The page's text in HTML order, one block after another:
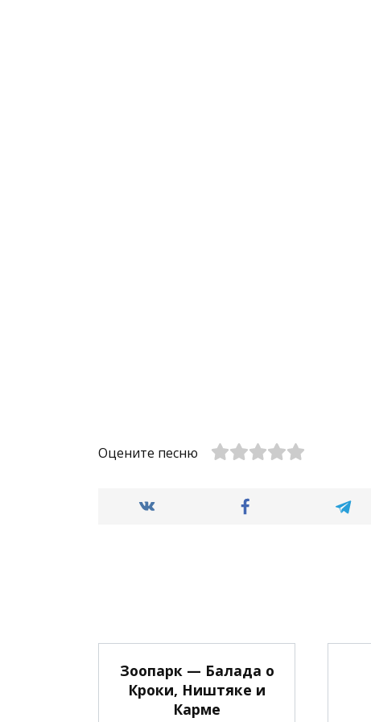
Оцените песню
Зоопарк — Балада о
Кроки, Ништяке и
Карме